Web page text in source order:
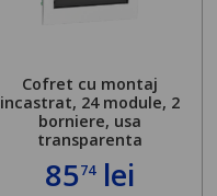
Cofret cu montaj
incastrat, 24 module, 2
borniere, usa
transparenta
8574lei